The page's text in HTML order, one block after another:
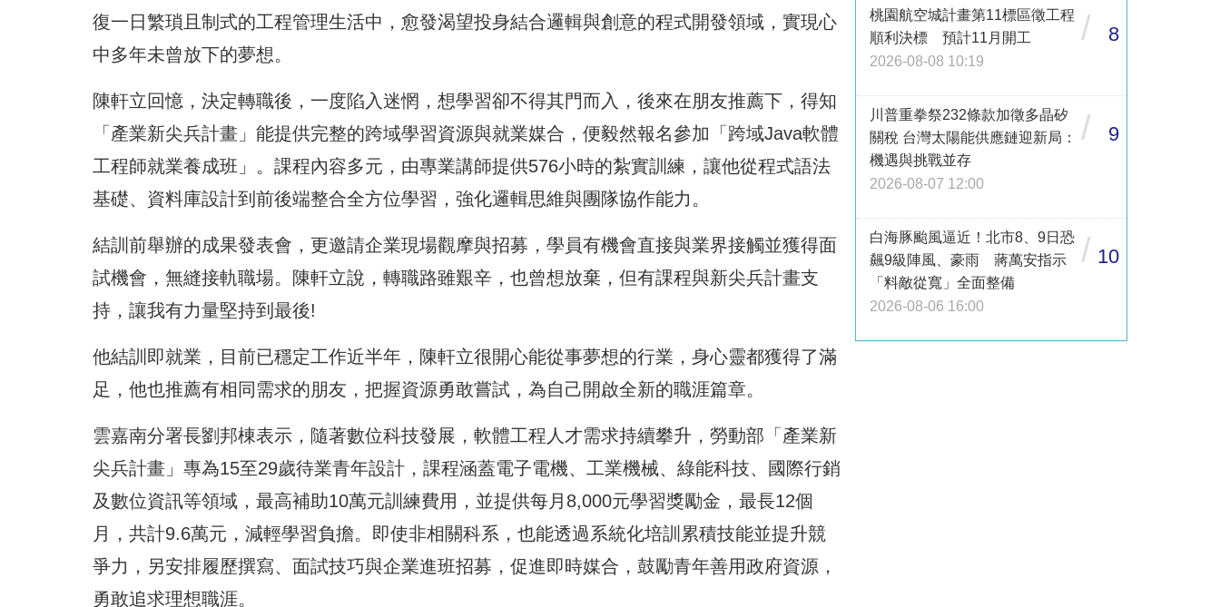
復一日繁瑣且制式的工程管理生活中，愈發渴望投身結合邏輯與創意的程式開發領域，實現心
中多年未曾放下的夢想。
陳軒立回憶，決定轉職後，一度陷入迷惘，想學習卻不得其門而入，後來在朋友推薦下，得知
「產業新尖兵計畫」能提供完整的跨域學習資源與就業媒合，便毅然報名參加「跨域Java軟體
工程師就業養成班」。課程內容多元，由專業講師提供576小時的紮實訓練，讓他從程式語法
基礎、資料庫設計到前後端整合全方位學習，強化邏輯思維與團隊協作能力。
結訓前舉辦的成果發表會，更邀請企業現場觀摩與招募，學員有機會直接與業界接觸並獲得面
試機會，無縫接軌職場。陳軒立說，轉職路雖艱辛，也曾想放棄，但有課程與新尖兵計畫支
持，讓我有力量堅持到最後!
他結訓即就業，目前已穩定工作近半年，陳軒立很開心能從事夢想的行業，身心靈都獲得了滿
足，他也推薦有相同需求的朋友，把握資源勇敢嘗試，為自己開啟全新的職涯篇章。
雲嘉南分署長劉邦棟表示，隨著數位科技發展，軟體工程人才需求持續攀升，勞動部「產業新
尖兵計畫」專為15至29歲待業青年設計，課程涵蓋電子電機、工業機械、綠能科技、國際行銷
及數位資訊等領域，最高補助10萬元訓練費用，並提供每月8,000元學習獎勵金，最長12個
月，共計9.6萬元，減輕學習負擔。即使非相關科系，也能透過系統化培訓累積技能並提升競
爭力，另安排履歷撰寫、面試技巧與企業進班招募，促進即時媒合，鼓勵青年善用政府資源，
勇敢追求理想職涯。
桃園航空城計畫第11標區徵工程
順利決標 預計11月開工
2026-08-08 10:19
/ 8
川普重拳祭232條款加徵多晶矽
關稅 台灣太陽能供應鏈迎新局：
機遇與挑戰並存
2026-08-07 12:00
/ 9
白海豚颱風逼近！北市8、9日恐
飆9級陣風、豪雨 蔣萬安指示
「料敵從寬」全面整備
2026-08-06 16:00
/ 10